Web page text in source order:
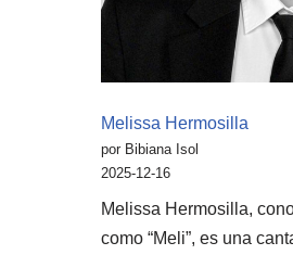
Melissa Hermosilla
por Bibiana Isol
2025-12-16
Melissa Hermosilla,
como “Meli”, es una